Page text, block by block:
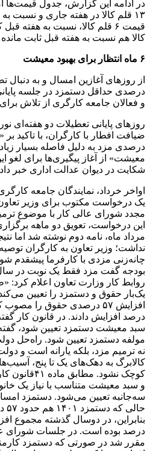
در ادامه این گزارش، جدول قیمت‌ها
۱۳ قلم کالا در هفته جاری و نسبت
کالا هم نسبت به هفته قبل ثابت
۶ ماه انتظار برای بهبود معیشت
درصدی حداقل دستمزد در جلسه
و فعالان جامعه کارگری از تلاش
روزهای پایانی تعطیلات دو هفته‌ای
درصدی مزد به دلیل فاصله بسیار
معیشت» از آغاز پیگیری‌ها برای لغو
شکایت در دیوان عدالت اداری خبر
اواخر خرداد، نمایندگان جامعه
یک درخواست مکتوب برای وزیر
مجدد شورای عالی کار با موضوع
این درخواست، تعویق دو ماهه
مرداد ماه، نامه دوم نوشته شد اما
نداشت؛ وزیر تعاون به کارگران
چانه‌زنی مزدی با کارفرما پیشقدم
بودجه گفت مزد فقط یک نوبت در
روابط کار وزارت تعاون اعلام کرد:
یک‌بار حقوق و دستمزد را تعیین
درصد افزایش دادند. در قانون کار
سبد معیشت دستمزد تعیین شود، گفته
مولفه دستمزد تعیین شود. راه‌حل
نه ترمیم مزد، بلکه یارانه است و
کالابرگ به دهک‌های یک‌ تا پنج،
کوچک‌ نشود.
درصد بوده است. در جلسات شورای